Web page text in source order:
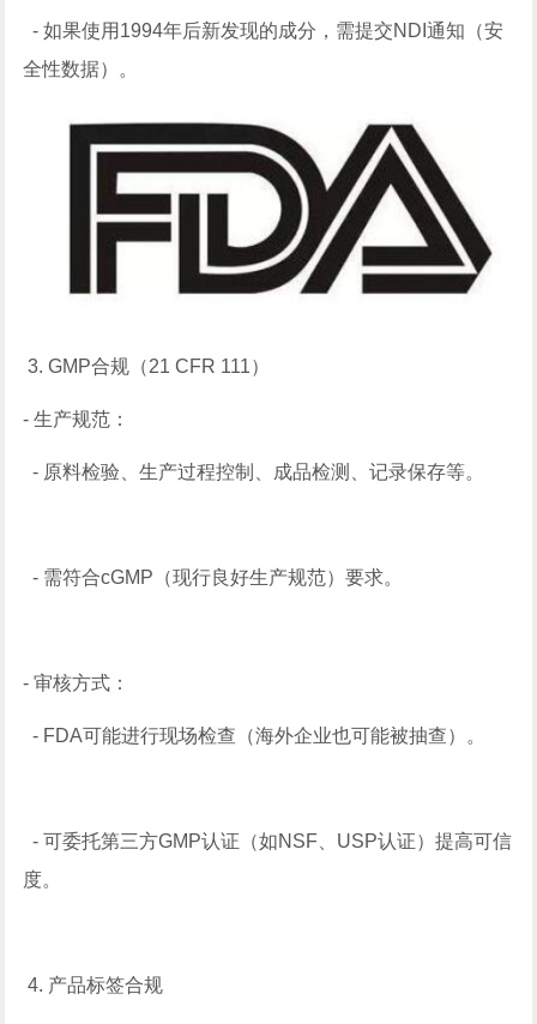
- 如果使用1994年后新发现的成分，需提交NDI通知（安
全性数据）。
3. GMP合规（21 CFR 111）
- 生产规范：
- 原料检验、生产过程控制、成品检测、记录保存等。
- 需符合cGMP（现行良好生产规范）要求。
- 审核方式：
- FDA可能进行现场检查（海外企业也可能被抽查）。
- 可委托第三方GMP认证（如NSF、USP认证）提高可信
度。
4. 产品标签合规